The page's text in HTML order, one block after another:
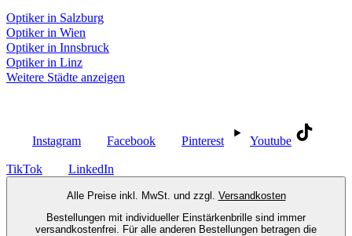
Optiker in Salzburg
Optiker in Wien
Optiker in Innsbruck
Optiker in Linz
Weitere Städte anzeigen
Instagram Facebook Pinterest Youtube
TikTok LinkedIn
Alle Preise inkl. MwSt. und zzgl. Versandkosten
Bestellungen mit individueller Einstärkenbrille sind immer
versandkostenfrei. Für alle anderen Bestellungen betragen die